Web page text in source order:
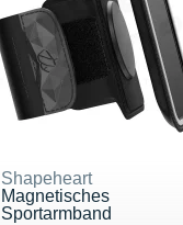
Shapeheart
Magnetisches
Sportarmband